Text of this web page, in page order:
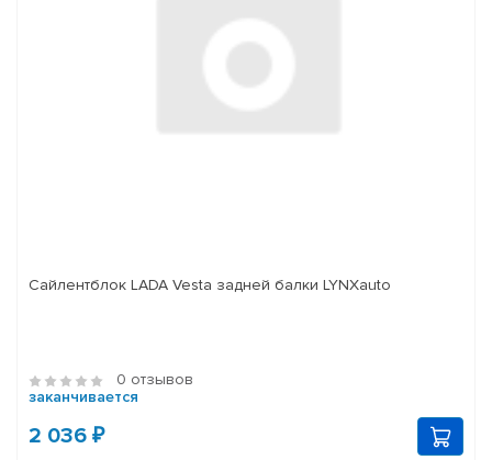
Сайлентблок LADA Vesta задней балки LYNXauto
0 отзывов
заканчивается
2 036 ₽